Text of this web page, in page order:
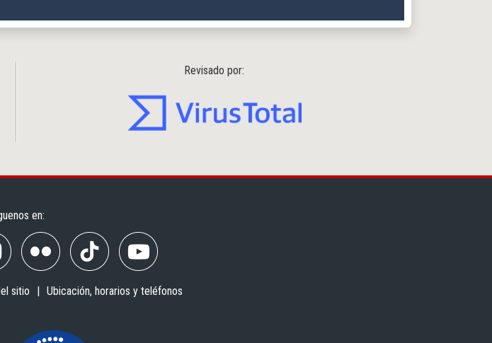
Revisado por:
en:
sitio Ubicación, horarios y teléfonos